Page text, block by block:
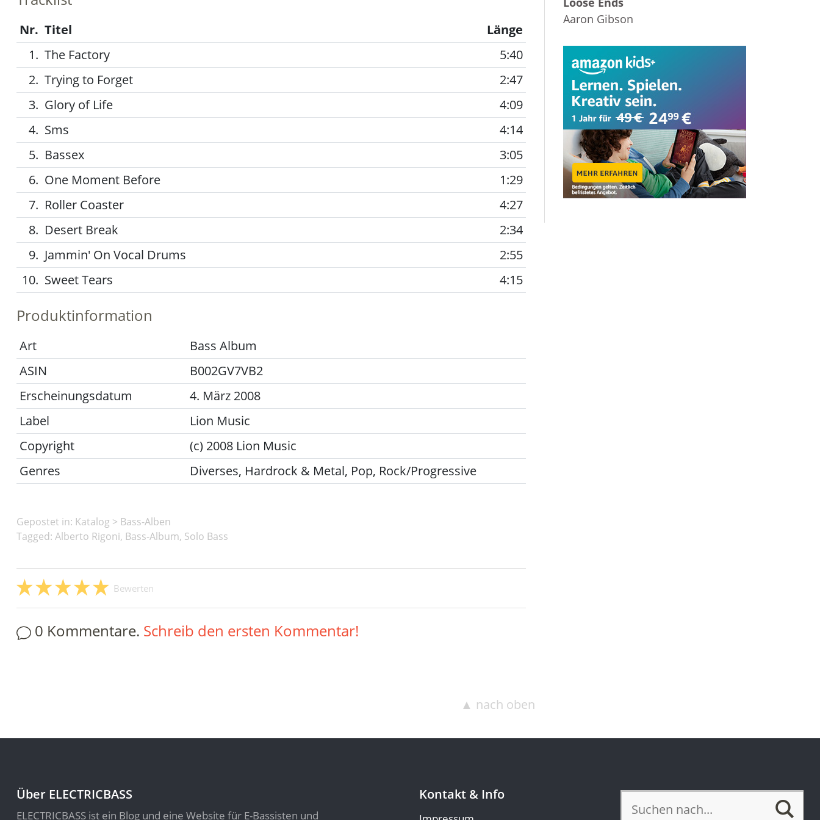
Nr. Titel
Länge
1. The Factory
5:40
2. Trying to Forget
2:47
3. Glory of Life
4:09
4. Sms
4:14
5. Bassex
3:05
6. One Moment Before
1:29
7. Roller Coaster
4:27
8. Desert Break
2:34
9. Jammin' On Vocal Drums
2:55
10. Sweet Tears 4:15
Produktinformation
Art
Bass Album
ASIN
B002GV7VB2
Erscheinungsdatum
4. März 2008
Label
Lion Music
Copyright
(c) 2008 Lion Music
Genres
Diverses, Hardrock & Metal, Pop, Rock/Progressive
Gepostet in: Katalog > Bass-Alben
Tagged: Alberto Rigoni, Bass-Album, Solo Bass
Bewerten
0 Kommentare. Schreib den ersten Kommentar!
Aaron Gibson
▲ nach oben
Über ELECTRICBASS
ELECTRICBASS ist ein Blog und eine Website für E-Bassisten und
Kontakt & Info